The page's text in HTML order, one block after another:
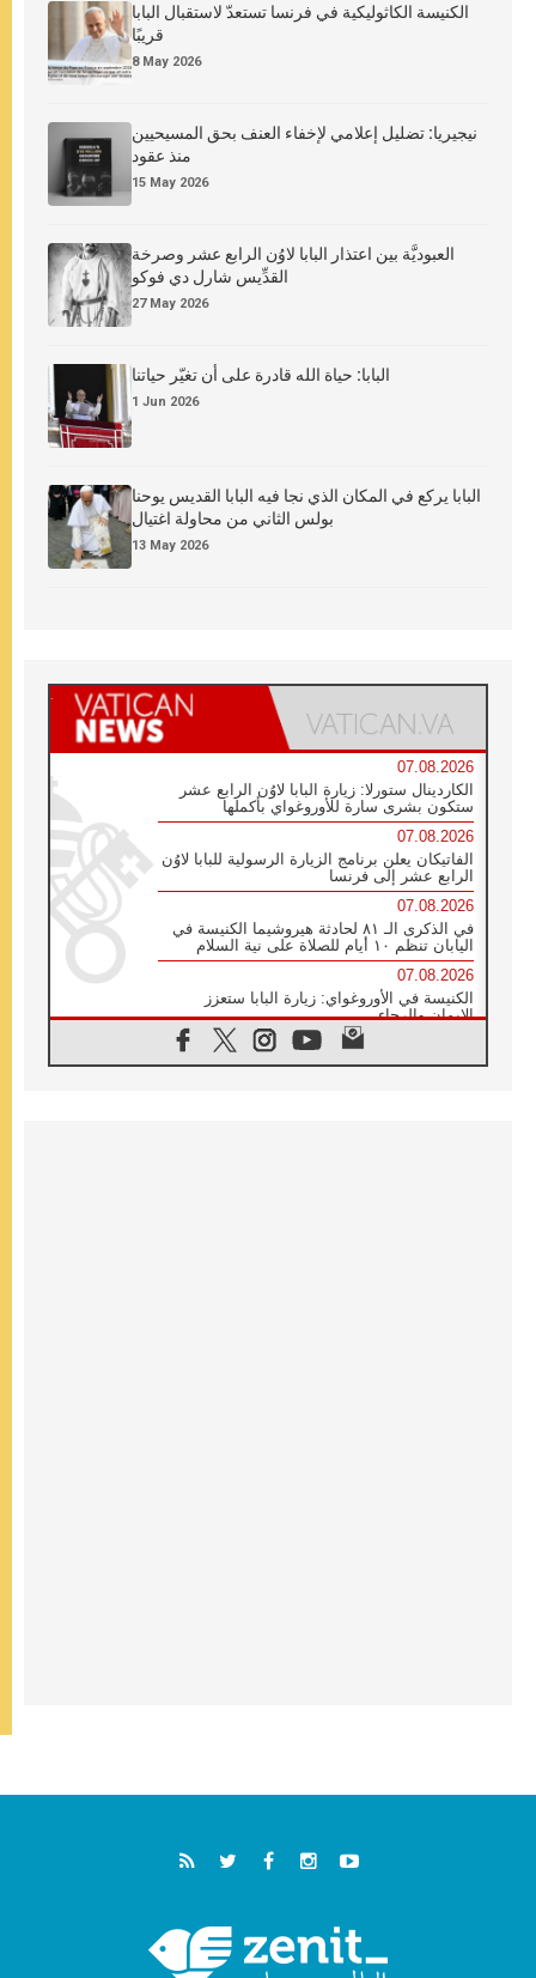
الكنيسة الكاثوليكية في فرنسا تستعدّ لاستقبال البابا
قريبًا
8 May 2026
نيجيريا: تضليل إعلامي لإخفاء العنف بحق المسيحيين
منذ عقود
15 May 2026
العبوديَّة بين اعتذار البابا لاوُن الرابع عشر وصرخة
القدِّيس شارل دي فوكو
27 May 2026
البابا: حياة الله قادرة على أن تغيّر حياتنا
1 Jun 2026
البابا يركع في المكان الذي نجا فيه البابا القديس يوحنا
بولس الثاني من محاولة اغتيال
13 May 2026
07.08.2026
الكاردينال ستورلا: زيارة البابا لاوُن الرابع عشر
ستكون بشرى سارة للأوروغواي بأكملها
07.08.2026
الفاتيكان يعلن برنامج الزيارة الرسولية للبابا لاوُن
الرابع عشر إلى فرنسا
07.08.2026
في الذكرى الـ ٨١ لحادثة هيروشيما الكنيسة في
اليابان تنظم ١٠ أيام للصلاة على نية السلام
07.08.2026
الكنيسة في الأوروغواي: زيارة البابا ستعزز
الإيمان والرجاء
الاجتماع الشهري للمطارنة الموارنة